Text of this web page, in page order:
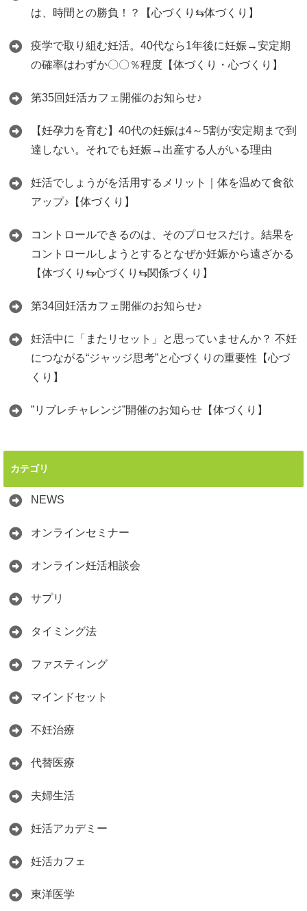
は、時間との勝負！？【心づくり⇆体づくり】
疫学で取り組む妊活。40代なら1年後に妊娠→安定期
の確率はわずか〇〇％程度【体づくり・心づくり】
第35回妊活カフェ開催のお知らせ♪
【妊孕力を育む】40代の妊娠は4～5割が安定期まで到
達しない。それでも妊娠→出産する人がいる理由
妊活でしょうがを活用するメリット｜体を温めて食欲
アップ♪【体づくり】
コントロールできるのは、そのプロセスだけ。結果を
コントロールしようとするとなぜか妊娠から遠ざかる
【体づくり⇆心づくり⇆関係づくり】
第34回妊活カフェ開催のお知らせ♪
妊活中に「またリセット」と思っていませんか？ 不妊
につながる“ジャッジ思考”と心づくりの重要性【心づ
くり】
”リブレチャレンジ”開催のお知らせ【体づくり】
カテゴリ
NEWS
オンラインセミナー
オンライン妊活相談会
サプリ
タイミング法
ファスティング
マインドセット
不妊治療
代替医療
夫婦生活
妊活アカデミー
妊活カフェ
東洋医学